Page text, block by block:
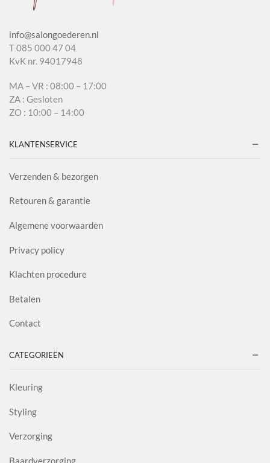
info@salongoederen.nl
T 085 000 47 04
KvK nr. 94017948
MA – VR : 08:00 – 17:00
ZA : Gesloten
ZO : 10:00 – 14:00
KLANTENSERVICE
Verzenden & bezorgen
Retouren & garantie
Algemene voorwaarden
Privacy policy
Klachten procedure
Betalen
Contact
CATEGORIEËN
Kleuring
Styling
Verzorging
Baardverzorging